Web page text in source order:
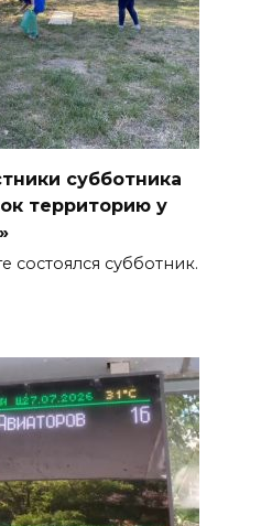
субботника
территорию у
состоялся субботник.